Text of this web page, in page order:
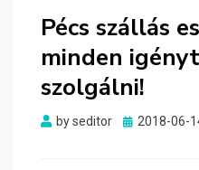
Pécs szállás
minden
szolgálni!
byseditor
Posted
2018-06-